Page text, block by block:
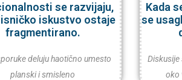
se razvijaju,
iskustvo ostaje
fragmentirano.
deluju haotično umesto
planski i smisleno
Kada
se
oko